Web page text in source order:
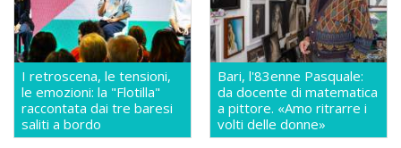
I retroscena, le tensioni,
le emozioni: la "Flotilla"
raccontata dai tre baresi
saliti a bordo
Bari, l'83enne Pasquale:
da docente di matematica
a pittore. «Amo ritrarre i
volti delle donne»